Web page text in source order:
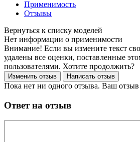
Применимость
Отзывы
Нет информации о применимости
Внимание! Если вы измените текст
удалены все оценки, поставленные
пользователями. Хотите продолжить?
Пока нет ни одного отзыва. Ваш
Ответ на отзыв